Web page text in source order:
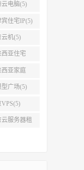
云电脑(5)
宾住宅IP(5)
云机(5)
西亚住宅
西亚家庭
型广场(5)
云服务器租